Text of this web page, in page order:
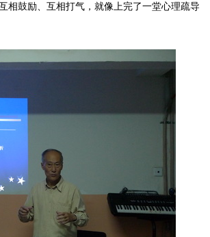
相鼓励、互相打气，就像上完了一堂心理疏导